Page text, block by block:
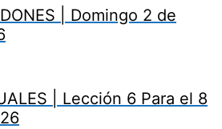
| Domingo 2 de
| Lección 6 Para el 8